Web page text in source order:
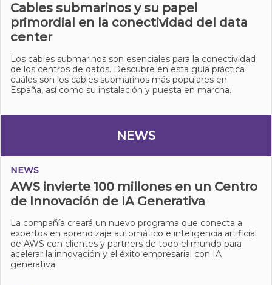
Cables submarinos y su papel
primordial en la conectividad del data
center
Los cables submarinos son esenciales para la conectividad
de los centros de datos. Descubre en esta guía práctica
cuáles son los cables submarinos más populares en
España, así como su instalación y puesta en marcha.
NEWS
NEWS
AWS invierte 100 millones en un Centro
de Innovación de IA Generativa
La compañía creará un nuevo programa que conecta a
expertos en aprendizaje automático e inteligencia artificial
de AWS con clientes y partners de todo el mundo para
acelerar la innovación y el éxito empresarial con IA
generativa